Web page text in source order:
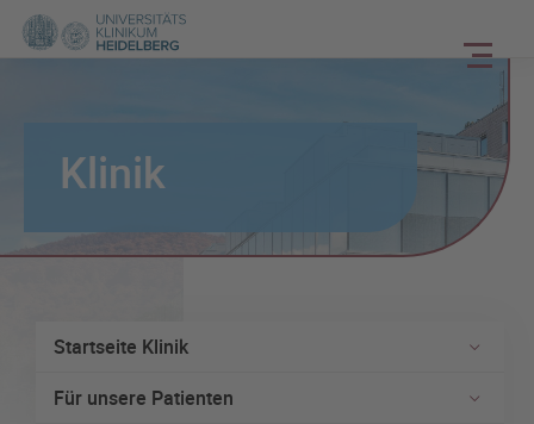
Klinik
Startseite Klinik
Für unsere Patienten